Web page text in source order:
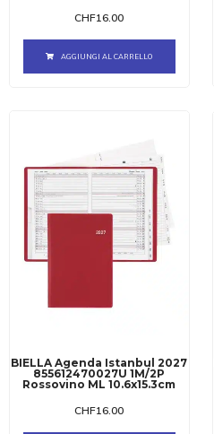
CHF16.00
AGGIUNGI AL CARRELLO
BIELLA Agenda Istanbul 2027
855612470027U 1M/2P
Rossovino ML 10.6x15.3cm
CHF16.00